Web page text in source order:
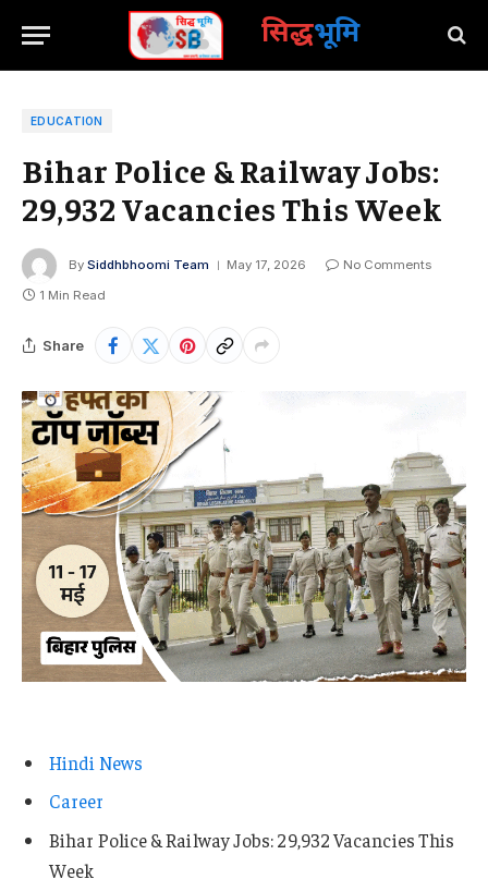
सिद्धभूमि
EDUCATION
Bihar Police & Railway Jobs:
29,932 Vacancies This Week
By Siddhbhoomi Team May 17, 2026
No Comments
1 Min Read
Share
Hindi News
Career
Bihar Police & Railway Jobs: 29,932 Vacancies This
Week